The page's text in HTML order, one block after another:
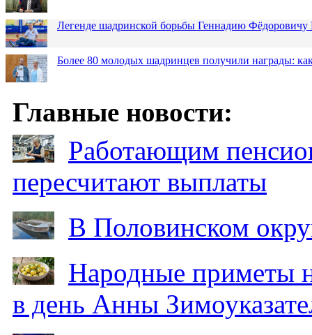
Легенде шадринской борьбы Геннадию Фёдоровичу
Более 80 молодых шадринцев получили награды:
Главные новости:
Работающим
пересчитают выплаты
В Половинском
Народные приметы
в день Анны